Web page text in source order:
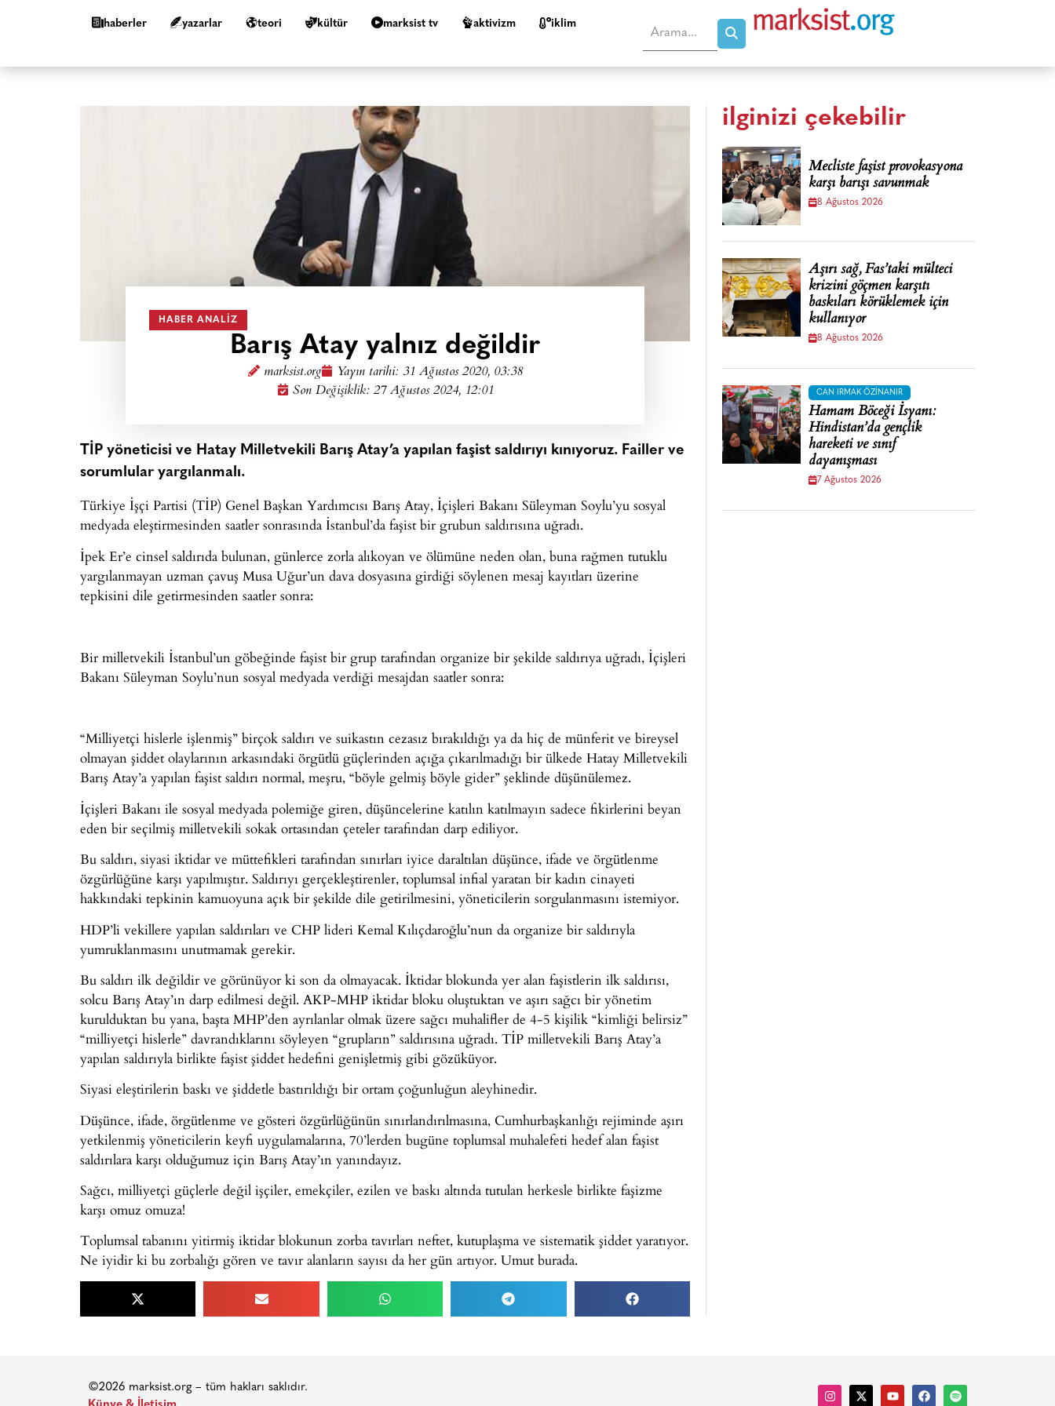
haberler yazarlar teori kültür marksist tv aktivizm i̇klim
HABER ANALIZ
Barış Atay yalnız değildir
marksist.org Yayın tarihi: 31 Ağustos 2020, 03:38
Son Değişiklik: 27 Ağustos 2024, 12:01
TİP yöneticisi ve Hatay Milletvekili Barış Atay’a yapılan faşist saldırıyı kınıyoruz. Failler ve
sorumlular yargılanmalı.
Türkiye İşçi Partisi (TİP) Genel Başkan Yardımcısı Barış Atay, İçişleri Bakanı Süleyman Soylu’yu sosyal
medyada eleştirmesinden saatler sonrasında İstanbul’da faşist bir grubun saldırısına uğradı.
İpek Er’e cinsel saldırıda bulunan, günlerce zorla alıkoyan ve ölümüne neden olan, buna rağmen tutuklu
yargılanmayan uzman çavuş Musa Uğur’un dava dosyasına girdiği söylenen mesaj kayıtları üzerine
tepkisini dile getirmesinden saatler sonra:
Bir milletvekili İstanbul’un göbeğinde faşist bir grup tarafından organize bir şekilde saldırıya uğradı, İçişleri
Bakanı Süleyman Soylu’nun sosyal medyada verdiği mesajdan saatler sonra:
“Milliyetçi hislerle işlenmiş” birçok saldırı ve suikastın cezasız bırakıldığı ya da hiç de münferit ve bireysel
olmayan şiddet olaylarının arkasındaki örgütlü güçlerinden açığa çıkarılmadığı bir ülkede Hatay Milletvekili
Barış Atay’a yapılan faşist saldırı normal, meşru, “böyle gelmiş böyle gider” şeklinde düşünülemez.
İçişleri Bakanı ile sosyal medyada polemiğe giren, düşüncelerine katılın katılmayın sadece fikirlerini beyan
eden bir seçilmiş milletvekili sokak ortasından çeteler tarafından darp ediliyor.
Bu saldırı, siyasi iktidar ve müttefikleri tarafından sınırları iyice daraltılan düşünce, ifade ve örgütlenme
özgürlüğüne karşı yapılmıştır. Saldırıyı gerçekleştirenler, toplumsal infial yaratan bir kadın cinayeti
hakkındaki tepkinin kamuoyuna açık bir şekilde dile getirilmesini, yöneticilerin sorgulanmasını istemiyor.
HDP’li vekillere yapılan saldırıları ve CHP lideri Kemal Kılıçdaroğlu’nun da organize bir saldırıyla
yumruklanmasını unutmamak gerekir.
Bu saldırı ilk değildir ve görünüyor ki son da olmayacak. İktidar blokunda yer alan faşistlerin ilk saldırısı,
solcu Barış Atay’ın darp edilmesi değil. AKP-MHP iktidar bloku oluştuktan ve aşırı sağcı bir yönetim
kurulduktan bu yana, başta MHP’den ayrılanlar olmak üzere sağcı muhalifler de 4-5 kişilik “kimliği belirsiz”
“milliyetçi hislerle” davrandıklarını söyleyen “grupların” saldırısına uğradı. TİP milletvekili Barış Atay’a
yapılan saldırıyla birlikte faşist şiddet hedefini genişletmiş gibi gözüküyor.
Siyasi eleştirilerin baskı ve şiddetle bastırıldığı bir ortam çoğunluğun aleyhinedir.
Düşünce, ifade, örgütlenme ve gösteri özgürlüğünün sınırlandırılmasına, Cumhurbaşkanlığı rejiminde aşırı
yetkilenmiş yöneticilerin keyfi uygulamalarına, 70’lerden bugüne toplumsal muhalefeti hedef alan faşist
saldırılara karşı olduğumuz için Barış Atay’ın yanındayız.
Sağcı, milliyetçi güçlerle değil işçiler, emekçiler, ezilen ve baskı altında tutulan herkesle birlikte faşizme
karşı omuz omuza!
Toplumsal tabanını yitirmiş iktidar blokunun zorba tavırları neftet, kutuplaşma ve sistematik şiddet yaratıyor.
Ne iyidir ki bu zorbalığı gören ve tavır alanların sayısı da her gün artıyor. Umut burada.
ilginizi çekebilir
Mecliste faşist provokasyona
karşı barışı savunmak
8 Ağustos 2026
Aşırı sağ, Fas’taki mülteci
krizini göçmen karşıtı
baskıları körüklemek için
kullanıyor
8 Ağustos 2026
CAN IRMAK ÖZINANIR
Hamam Böceği İsyanı:
Hindistan’da gençlik
hareketi ve sınıf
dayanışması
7 Ağustos 2026
©2026 marksist.org – tüm hakları saklıdır.